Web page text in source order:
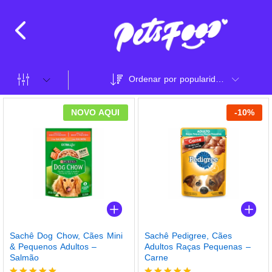
NOVO AQUI
Sachê Dog Chow, Cães Mini
& Pequenos Adultos –
Salmão
-10%
Sachê Pedigree, Cães
Adultos Raças Pequenas –
Carne